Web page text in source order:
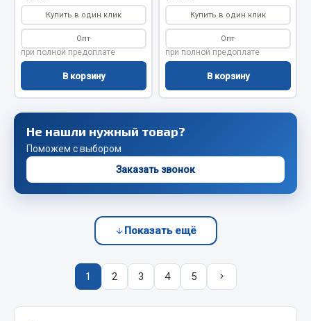
Показать ещё
Весь раздел
Запчасти FAW
Подвеска
Двигатель
Система охлаждения
Сцепление
Тормозная система
Электрооборудование
Показать ещё
Купить в один клик
Опт
при полной предоплате
В корзину
Купить в один клик
Опт
при полной предоплате
В корзину
Не нашли нужный товар?
Поможем с выбором
Заказать звонок
Показать ещё
1 2 3 4 5